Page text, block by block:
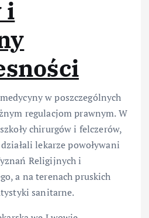
i
w poszczególnych
regulacjom prawnym. W
chirurgów i felczerów,
lekarze powoływani
Religijnych i
a na terenach pruskich
sanitarne.